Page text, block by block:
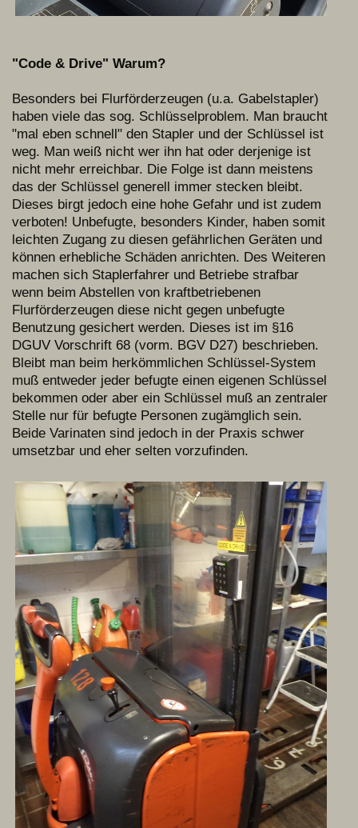
"Code & Drive" Warum?
Besonders bei Flurförderzeugen (u.a. Gabelstapler)
haben viele das sog. Schlüsselproblem. Man braucht
"mal eben schnell" den Stapler und der Schlüssel ist
weg. Man weiß nicht wer ihn hat oder derjenige ist
nicht mehr erreichbar. Die Folge ist dann meistens
das der Schlüssel generell immer stecken bleibt.
Dieses birgt jedoch eine hohe Gefahr und ist zudem
verboten! Unbefugte, besonders Kinder, haben somit
leichten Zugang zu diesen gefährlichen Geräten und
können erhebliche Schäden anrichten. Des Weiteren
machen sich Staplerfahrer und Betriebe strafbar
wenn beim Abstellen von kraftbetriebenen
Flurförderzeugen diese nicht gegen unbefugte
Benutzung gesichert werden. Dieses ist im §16
DGUV Vorschrift 68 (vorm. BGV D27) beschrieben.
Bleibt man beim herkömmlichen Schlüssel-System
muß entweder jeder befugte einen eigenen Schlüssel
bekommen oder aber ein Schlüssel muß an zentraler
Stelle nur für befugte Personen zugämglich sein.
Beide Varinaten sind jedoch in der Praxis schwer
umsetzbar und eher selten vorzufinden.